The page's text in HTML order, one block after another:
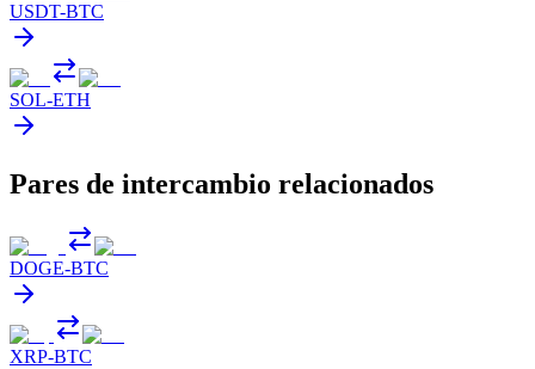
USDT-BTC
SOL-ETH
Pares de intercambio relacionados
DOGE-BTC
XRP-BTC